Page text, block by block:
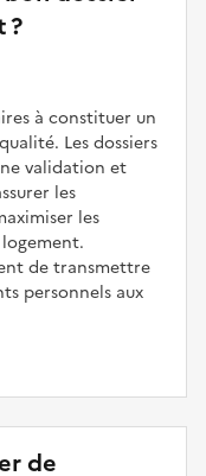
?
à constituer un
Les dossiers
validation et
les
les
de transmettre
personnels aux
de